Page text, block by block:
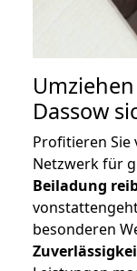
Dassow
Profitieren
Netzwerk für
Beiladung
besonderen